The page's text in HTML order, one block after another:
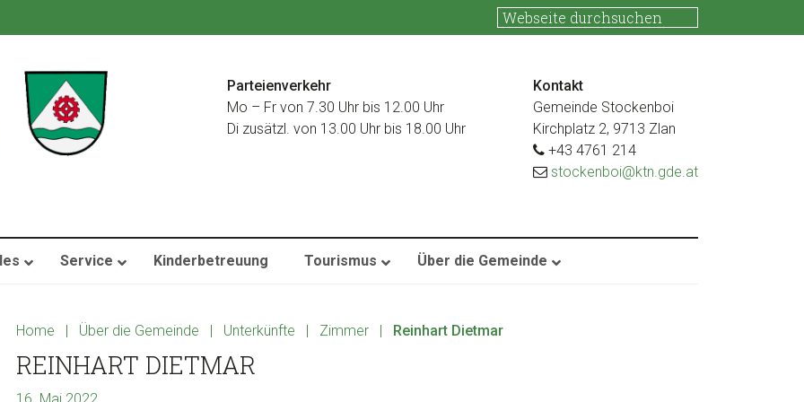
Kontakt
Gemeinde Stockenboi
Kirchplatz 2, 9713 Zlan
+43 4761 214
stockenboi@ktn.gde.at
Parteienverkehr
Mo – Fr von 7.30 Uhr bis 12.00 Uhr
Di zusätzl. von 13.00 Uhr bis 18.00 Uhr
Service Kinderbetreuung Tourismus Über die Gemeinde
Home | Über die Gemeinde | Unterkünfte | Zimmer | Reinhart Dietmar
REINHART DIETMAR